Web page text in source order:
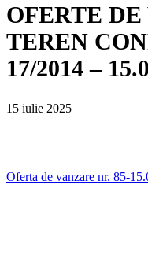
OFERTE
TEREN
17/2014 –
15 iulie 2025
Oferta de vanzare nr. 85-